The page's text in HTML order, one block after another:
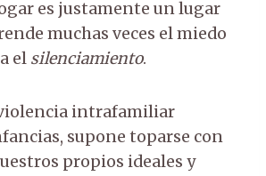
es justamente un lugar
muchas veces el miedo
el silenciamiento.
intrafamiliar
supone toparse con
propios ideales y